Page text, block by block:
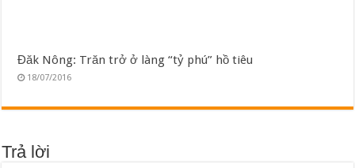
Đăk Nông: Trăn trở ở làng “tỷ phú” hồ tiêu
18/07/2016
Trả lời